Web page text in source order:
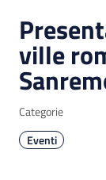
ville
Categorie
Eventi